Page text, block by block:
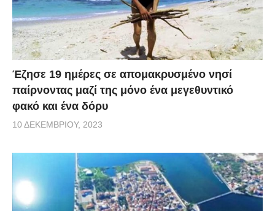
Έζησε 19 ημέρες σε απομακρυσμένο νησί
παίρνοντας μαζί της μόνο ένα μεγεθυντικό
φακό και ένα δόρυ
10 ΔΕΚΕΜΒΡΊΟΥ, 2023